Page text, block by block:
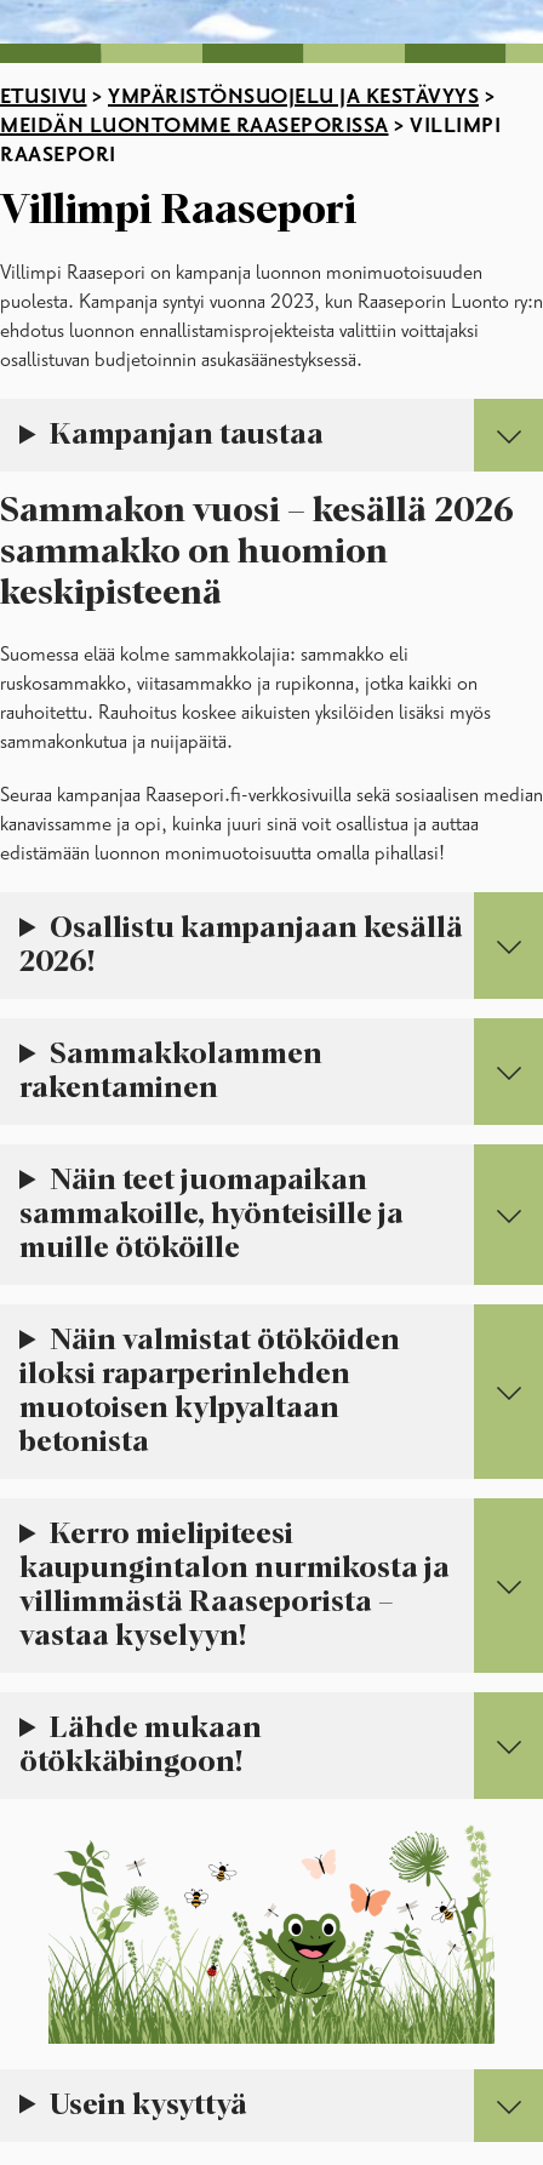
ETUSIVU > YMPÄRISTÖNSUOJELU JA KESTÄVYYS >
MEIDÄN LUONTOMME RAASEPORISSA > VILLIMPI
RAASEPORI
Villimpi Raasepori
Villimpi Raasepori on kampanja luonnon monimuotoisuuden
puolesta. Kampanja syntyi vuonna 2023, kun Raaseporin Luonto ry:n
ehdotus luonnon ennallistamisprojekteista valittiin voittajaksi
osallistuvan budjetoinnin asukasäänestyksessä.
Kampanjan taustaa
Sammakon vuosi – kesällä 2026
sammakko on huomion
keskipisteenä
Suomessa elää kolme sammakkolajia: sammakko eli
ruskosammakko, viitasammakko ja rupikonna, jotka kaikki on
rauhoitettu. Rauhoitus koskee aikuisten yksilöiden lisäksi myös
sammakonkutua ja nuijapäitä.
Seuraa kampanjaa Raasepori.fi-verkkosivuilla sekä sosiaalisen median
kanavissamme ja opi, kuinka juuri sinä voit osallistua ja auttaa
edistämään luonnon monimuotoisuutta omalla pihallasi!
Osallistu kampanjaan kesällä
2026!
Sammakkolammen
rakentaminen
Näin teet juomapaikan
sammakoille, hyönteisille ja
muille ötököille
Näin valmistat ötököiden
iloksi raparperinlehden
muotoisen kylpyaltaan
betonista
Kerro mielipiteesi
kaupungintalon nurmikosta ja
villimmästä Raaseporista –
vastaa kyselyyn!
Lähde mukaan
ötökkäbingoon!
Usein kysyttyä